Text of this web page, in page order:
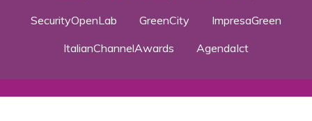
SecurityOpenLab
GreenCity
ImpresaGreen
ItalianChannelAwards
AgendaIct